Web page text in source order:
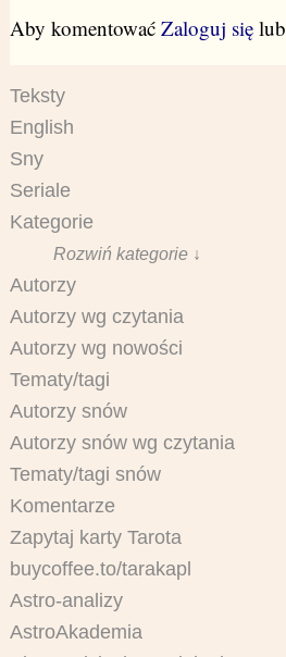
Aby komentować Zaloguj sięlub
Teksty
English
Sny
Seriale
Kategorie
Rozwiń kategorie ↓
Autorzy
Autorzy wg czytania
Autorzy wg nowości
Tematy/tagi
Autorzy snów
Autorzy snów wg czytania
Tematy/tagi snów
Komentarze
Zapytaj karty Tarota
buycoffee.to/tarakapl
Astro-analizy
AstroAkademia